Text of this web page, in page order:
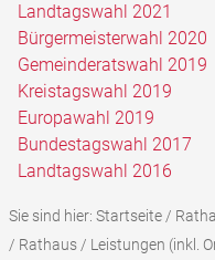
Landtagswahl 2021
Bürgermeisterwahl 2020
Gemeinderatswahl 2019
Kreistagswahl 2019
Europawahl 2019
Bundestagswahl 2017
Landtagswahl 2016
Sie sind hier: Startseite/
/ Rathaus/ Leistungen (inkl.